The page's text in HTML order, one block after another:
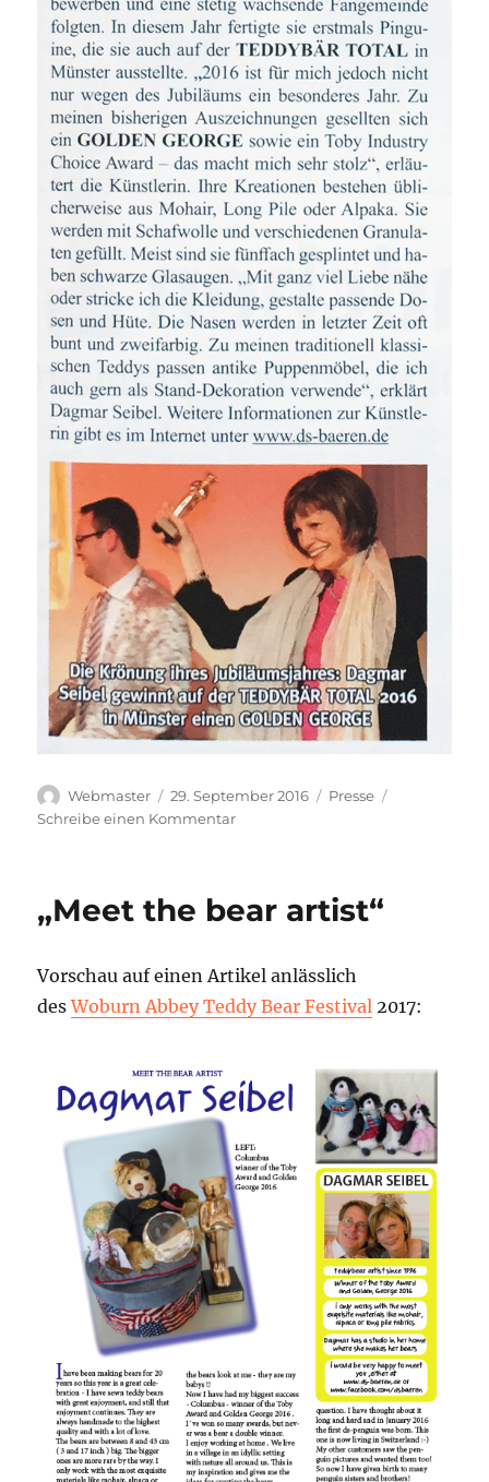
Autor
Webmaster
Veröffentlicht
am
29. September 2016 Kategorien
Presse
Schreibe einen Kommentarzu
TEDDYS
„Meet the bear artist“
Vorschau auf einen Artikel anlässlich
desWoburn Abbey Teddy Bear Festival 2017: